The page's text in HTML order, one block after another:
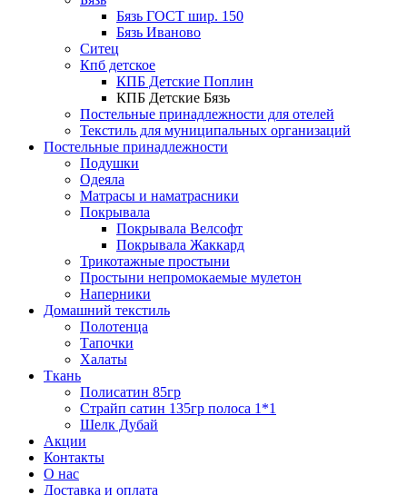
Бязь ГОСТ шир. 150
Бязь Иваново
Ситец
Кпб детское
КПБ Детские Поплин
КПБ Детские Бязь
Постельные принадлежности для отелей
Текстиль для муниципальных организаций
Постельные принадлежности
Подушки
Одеяла
Матрасы и наматрасники
Покрывала
Покрывала Велсофт
Покрывала Жаккард
Трикотажные простыни
Простыни непромокаемые мулетон
Наперники
Домашний текстиль
Полотенца
Тапочки
Халаты
Ткань
Полисатин 85гр
Страйп сатин 135гр полоса 1*1
Шелк Дубай
Акции
Контакты
О нас
Доставка и оплата